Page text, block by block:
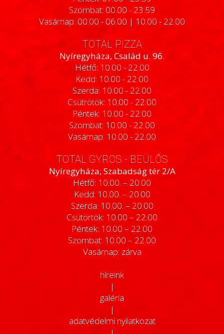
Szombat: 00.00 - 23.59
Vasárnap: 00.00 - 06.00 | 10.00 - 22.00
TOTAL PIZZA
Nyíregyháza, Család u. 96.
Hétfő: 10.00 - 22.00
Kedd: 10.00 - 22.00
Szerda: 10.00 - 22.00
Csütrötök: 10.00 - 22.00
Péntek: 10.00 - 22.00
Szombat: 10.00 - 22.00
Vasárnap: 10.00 - 22.00
TOTAL GYROS - BEÜLŐS
Nyíregyháza, Szabadság tér 2/A
Hétfő: 10.00. – 20.00
Kedd: 10.00. – 20.00
Szerda: 10.00. – 20.00
Csütörtök: 10.00 – 22.00
Péntek: 10.00 – 22.00
Szombat: 10.00 – 22.00
Vasárnap: zárva
híreink
|
galéria
|
adatvédelmi nyilatkozat